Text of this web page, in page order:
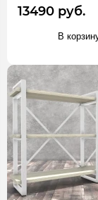
13490 руб.
В